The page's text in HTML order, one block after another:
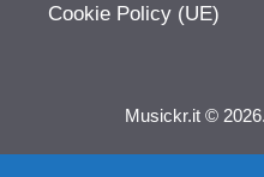
Cookie Policy (UE)
Musickr.it ©